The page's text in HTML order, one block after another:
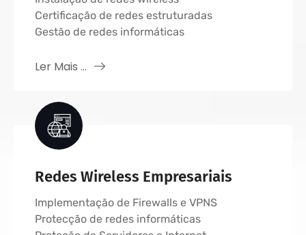
Certificação de redes estruturadas
Gestão de redes informáticas
Ler Mais ...
Redes Wireless Empresariais
Implementação de Firewalls e VPNS
Protecção de redes informáticas